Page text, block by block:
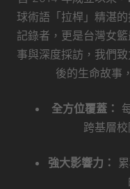
球術語「拉桿」精湛
記錄者，更是台灣女
事與深度採訪，我們
後的生命故事
全方位覆蓋：
跨基層
強大影響力：